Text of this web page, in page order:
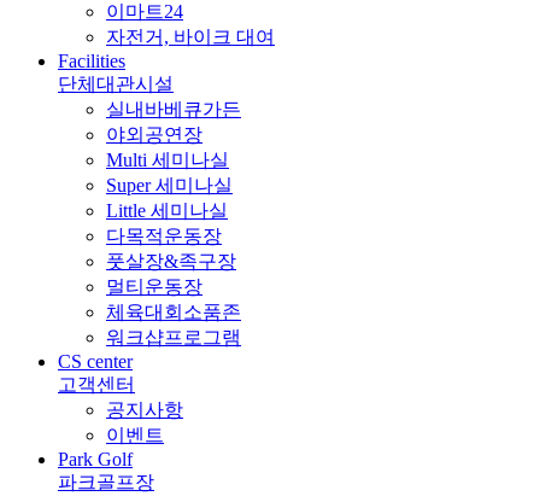
이마트24
자전거, 바이크 대여
Facilities
단체대관시설
실내바베큐가든
야외공연장
Multi 세미나실
Super 세미나실
Little 세미나실
다목적운동장
풋살장&족구장
멀티운동장
체육대회소품존
워크샵프로그램
CS center
고객센터
공지사항
이벤트
Park Golf
파크골프장